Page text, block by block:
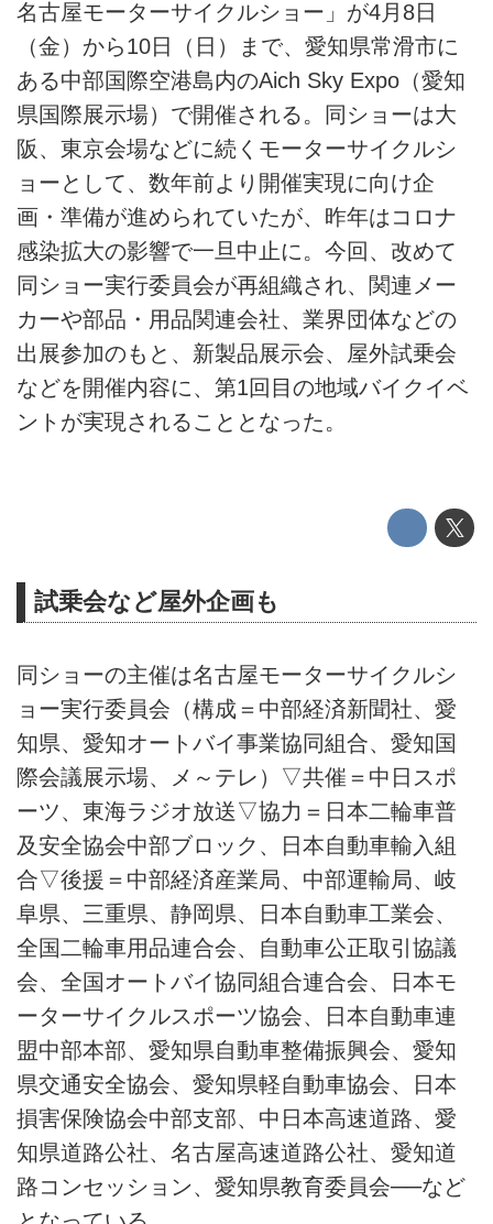
名古屋モーターサイクルショー」が4月8日
（金）から10日（日）まで、愛知県常滑市に
ある中部国際空港島内のAich Sky Expo（愛知
県国際展示場）で開催される。同ショーは大
阪、東京会場などに続くモーターサイクルシ
ョーとして、数年前より開催実現に向け企
画・準備が進められていたが、昨年はコロナ
感染拡大の影響で一旦中止に。今回、改めて
同ショー実行委員会が再組織され、関連メー
カーや部品・用品関連会社、業界団体などの
出展参加のもと、新製品展示会、屋外試乗会
などを開催内容に、第1回目の地域バイクイベ
ントが実現されることとなった。
試乗会など屋外企画も
同ショーの主催は名古屋モーターサイクルシ
ョー実行委員会（構成＝中部経済新聞社、愛
知県、愛知オートバイ事業協同組合、愛知国
際会議展示場、メ～テレ）▽共催＝中日スポ
ーツ、東海ラジオ放送▽協力＝日本二輪車普
及安全協会中部ブロック、日本自動車輸入組
合▽後援＝中部経済産業局、中部運輸局、岐
阜県、三重県、静岡県、日本自動車工業会、
全国二輪車用品連合会、自動車公正取引協議
会、全国オートバイ協同組合連合会、日本モ
ーターサイクルスポーツ協会、日本自動車連
盟中部本部、愛知県自動車整備振興会、愛知
県交通安全協会、愛知県軽自動車協会、日本
損害保険協会中部支部、中日本高速道路、愛
知県道路公社、名古屋高速道路公社、愛知道
路コンセッション、愛知県教育委員会──など